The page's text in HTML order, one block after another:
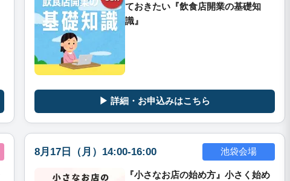
ておきたい『飲食店開業の基礎知
識』
▶ 詳細・お申込みはこちら
8月17日（月）14:00-16:00 池袋会場
『小さなお店の始め方』小さく始め